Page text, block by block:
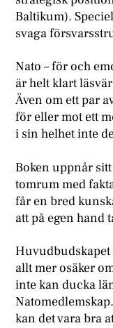
Baltikum).
svaga
Nato – för och
är helt klart
Även om ett par
för eller mot ett
i sin helhet inte
Boken uppnår
tomrum med
får en bred
att på egen hand
allt mer osäker
inte kan ducka
kan det vara bra